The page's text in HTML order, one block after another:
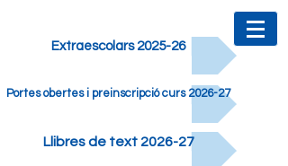
Extraescolars 2025-26
Portes obertes i preinscripció curs 2026-27
Llibres de text 2026-27